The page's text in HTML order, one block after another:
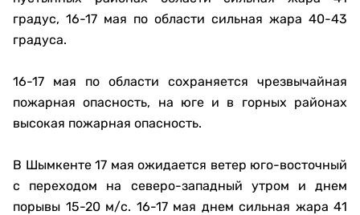
градус, 16-17 мая по области сильная жара 40-43
градуса.
16-17 мая по области сохраняется чрезвычайная
пожарная опасность, на юге и в горных районах
высокая пожарная опасность.
В Шымкенте 17 мая ожидается ветер юго-восточный
с переходом на северо-западный утром и днем
порывы 15-20 м/с. 16-17 мая днем сильная жара 41